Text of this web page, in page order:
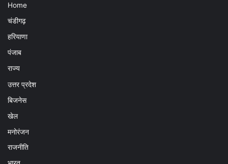
Home
चंडीगढ़
हरियाणा
पंजाब
राज्य
उत्तर प्रदेश
बिजनेस
खेल
मनोरंजन
राजनीति